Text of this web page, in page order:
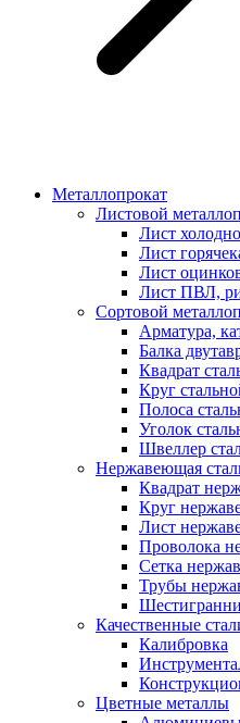
Металлопрокат
Листовой
Лист
Лист
Лист
Лист ПВЛ,
Сортовой
Арматура,
Балка
Квадрат
Круг
Полоса
Уголок
Швеллер
Нержавеющая
Квадрат
Круг
Лист
Проволока
Сетка
Трубы
Качественные
Калибровка
Цветные металлы